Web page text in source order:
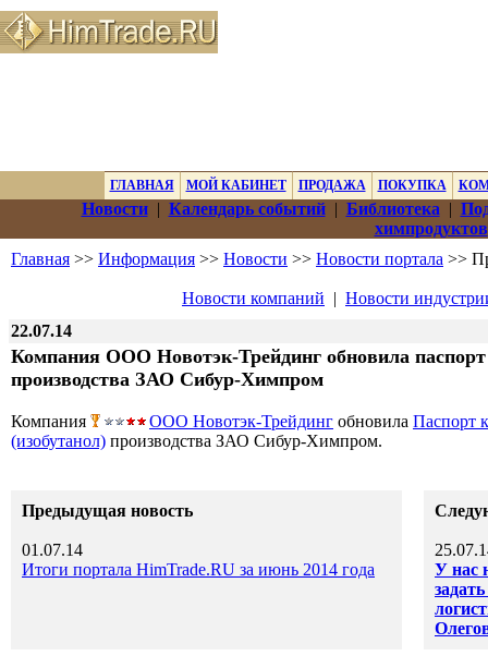
ГЛАВНАЯ МОЙ КАБИНЕТ ПРОДАЖА ПОКУПКА
Новости| Календарь событий| Библиотека |
химпродуктов
Главная >> Информация >> Новости >> Новости портала >>
Новости компаний | Новости
22.07.14
Компания ООО Новотэк-Трейдинг обновила
производства ЗАО Сибур-Химпром
Компания ООО Новотэк-Трейдинг обновила Паспорт
(изобутанол) производства ЗАО Сибур-Химпром.
Предыдущая новость
01.07.14
Итоги портала HimTrade.RU за июнь 2014 года
У нас